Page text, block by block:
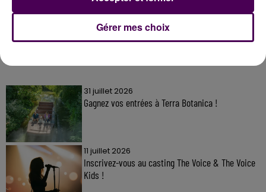
31 juillet 2026
Gagnez vos entrées à Terra Botanica !
11 juillet 2026
Inscrivez-vous au casting The Voice & The Voice
Kids !
Gérer mes choix